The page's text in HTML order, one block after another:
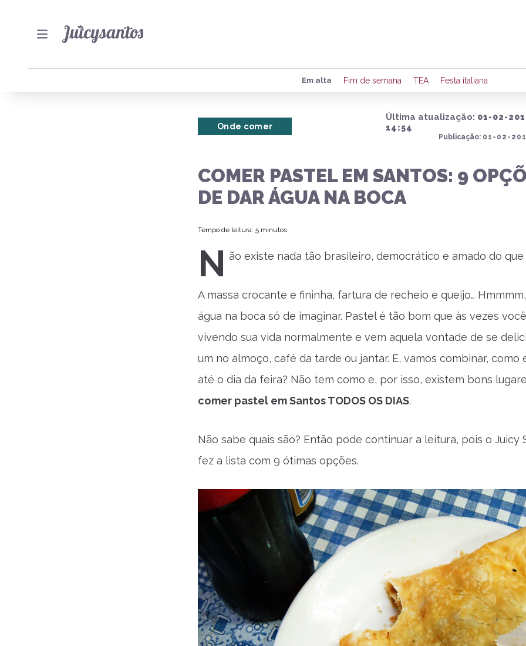
Preencha seus dados para
de eventos e notícias da
Em alta Fim de semana TEA Festa italiana
Última atualização: 01-02-
14:54
Publicação: 01-02-
Onde comer
COMER PASTEL EM SANTOS: 9
DE DAR ÁGUA NA BOCA
Tempo de leitura: 5 minutos
N ão existe nada tão brasileiro, democrático e amado do
A massa crocante e fininha, fartura de recheio e queijo…
água na boca só de imaginar. Pastel é tão bom que às vezes
vivendo sua vida normalmente e vem aquela vontade de se
um no almoço, café da tarde ou jantar. E, vamos combinar, como
até o dia da feira? Não tem como e, por isso, existem bons
comer pastel em Santos TODOS OS DIAS.
Não sabe quais são? Então pode continuar a leitura, pois o Juicy
fez a lista com 9 ótimas opções.